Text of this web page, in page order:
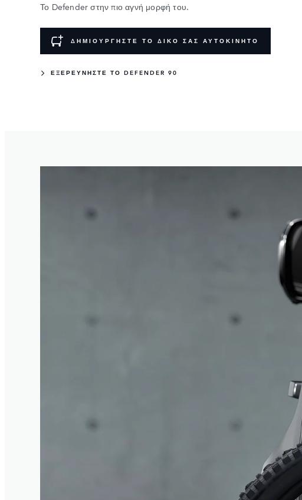
Το Defender στην πιο αγνή μορφή του.
ΔΗΜΙΟΥΡΓΗΣΤΕ ΤΟ ΔΙΚΟ ΣΑΣ ΑΥΤΟΚΙΝΗΤΟ
ΕΞΕΡΕΥΝΗΣΤΕ ΤΟ DEFENDER 90